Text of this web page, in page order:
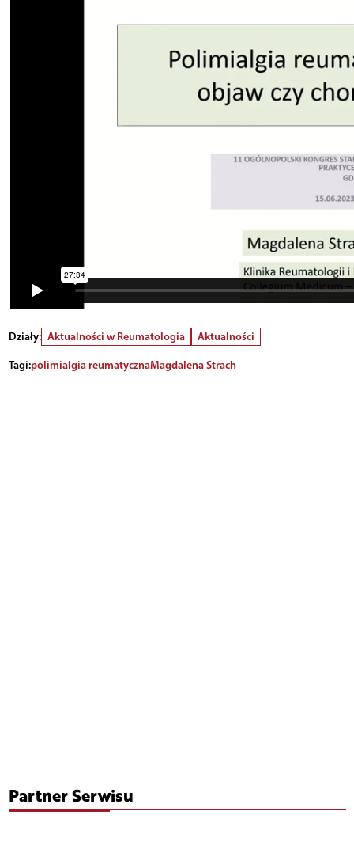
Działy: Aktualności w Reumatologia
Aktualności
Tagi:polimialgia reumatycznaMagdalena Strach
Partner Serwisu